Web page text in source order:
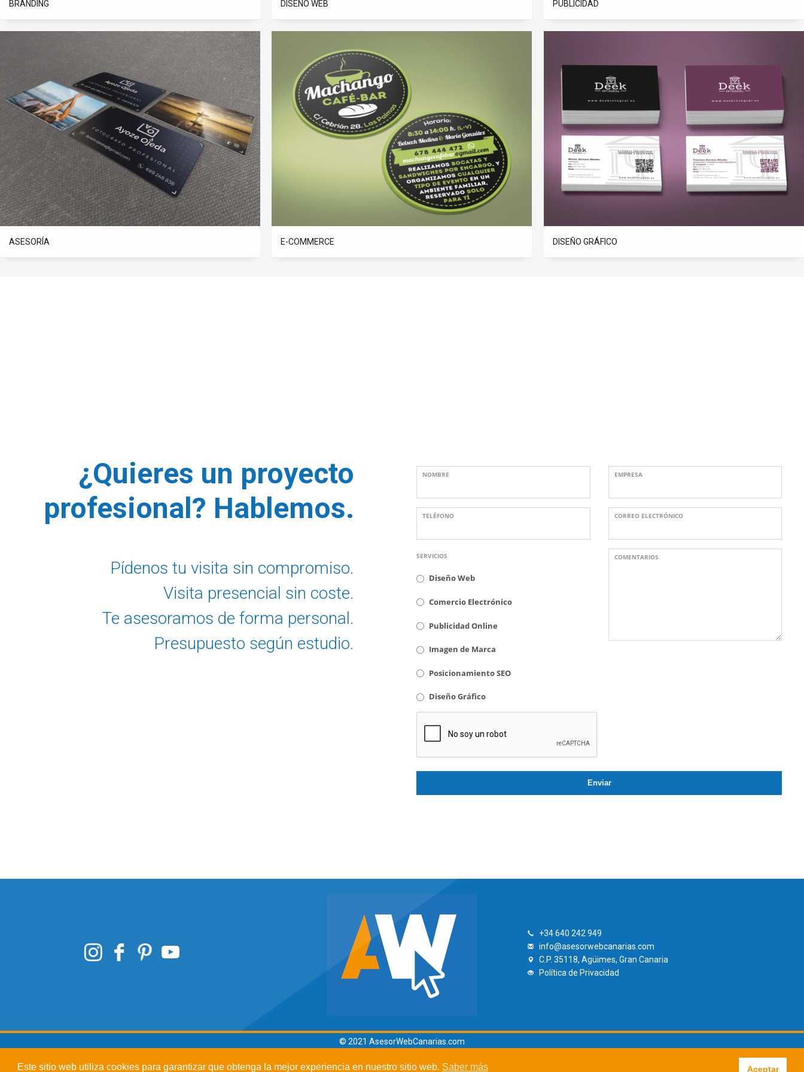
BRANDING DISEÑO WEB PUBLICIDAD
ASESORÍA E-COMMERCE DISEÑO GRÁFICO
¿Quieres un proyecto
profesional? Hablemos.
Pídenos tu visita sin compromiso.
Visita presencial sin coste.
Te asesoramos de forma personal.
Presupuesto según estudio.
NOMBRE EMPRESA
TELÉFONO CORREO ELECTRÓNICO
SERVICIOS
Diseño Web
Comercio Electrónico
Publicidad Online
Imagen de Marca
Posicionamiento SEO
Diseño Gráfico
COMENTARIOS
Enviar
+34 640 242 949
info@asesorwebcanarias.com
C.P. 35118, Agüimes, Gran Canaria
Política de Privacidad
© 2021 AsesorWebCanarias.com
Este sitio web utiliza cookies para garantizar que obtenga la mejor experiencia en nuestro sitio web. Saber más Aceptar